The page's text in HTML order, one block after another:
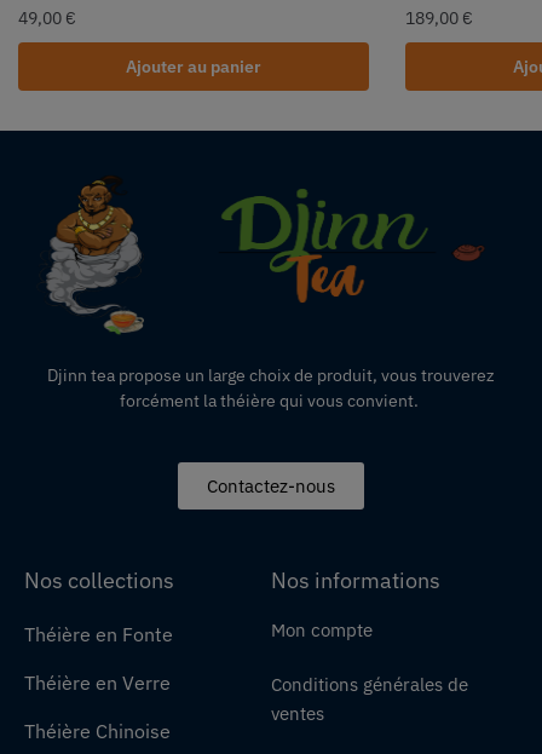
49,00 €
Ajouter au panier
189,00 €
Djinn tea propose un large choix de produit, vous trouverez
forcément la théière qui vous convient.
Contactez-nous
Nos collections
Théière en Fonte
Théière en Verre
Théière Chinoise
Nos informations
Mon compte
Conditions générales de
ventes